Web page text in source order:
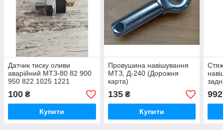
Датчик тиску оливи
аварійний МТЗ-80 82 900
950 822 1025 1221
100 ₴
Купити
Провушина навішування
МТЗ, Д-240 (Дорожня
карта)
135₴
Купити
992